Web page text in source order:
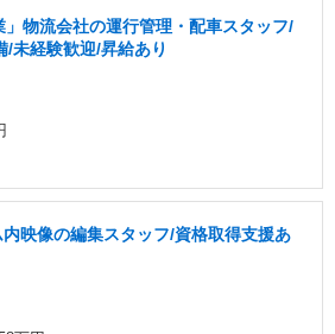
」物流会社の運行管理・配車スタッフ/
未経験歓迎/昇給あり
内映像の編集スタッフ/資格取得支援あ